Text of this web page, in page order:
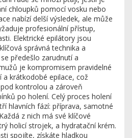
chloupků pomocí vosku nebo
nabízí delší výsledek, ale může
profesionální přístup,
Elektrické epilátory jsou
správná technika a
předešlo zarudnutí a
je kompromisem pravidelné
krátkodobé epilace, což
kontrolou a zároveň
po holení. Celý proces holení
hlavních fází: příprava, samotné
z nich má své klíčové
holicí strojek, a hydratační krém.
spojíte, získáte hladkou